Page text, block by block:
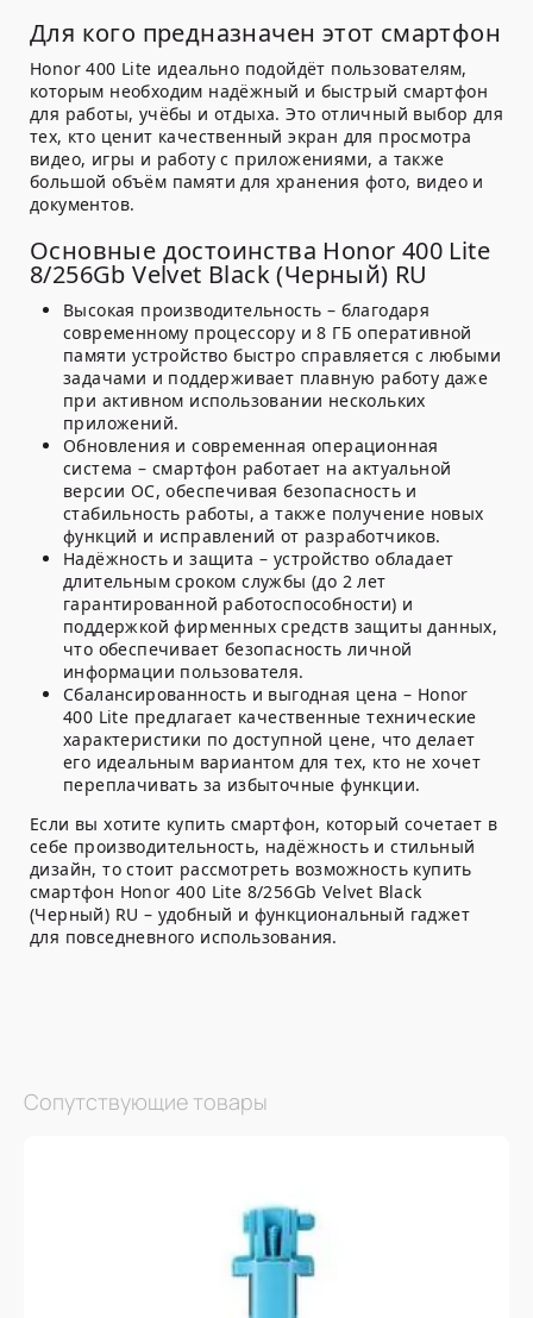
Для кого предназначен этот смартфон
Honor 400 Lite идеально подойдёт пользователям,
которым необходим надёжный и быстрый смартфон
для работы, учёбы и отдыха. Это отличный выбор для
тех, кто ценит качественный экран для просмотра
видео, игры и работу с приложениями, а также
большой объём памяти для хранения фото, видео и
документов.
Основные достоинства Honor 400 Lite
8/256Gb Velvet Black (Черный) RU
Высокая производительность – благодаря
современному процессору и 8 ГБ оперативной
памяти устройство быстро справляется с любыми
задачами и поддерживает плавную работу даже
при активном использовании нескольких
приложений.
Обновления и современная операционная
система – смартфон работает на актуальной
версии ОС, обеспечивая безопасность и
стабильность работы, а также получение новых
функций и исправлений от разработчиков.
Надёжность и защита – устройство обладает
длительным сроком службы (до 2 лет
гарантированной работоспособности) и
поддержкой фирменных средств защиты данных,
что обеспечивает безопасность личной
информации пользователя.
Сбалансированность и выгодная цена – Honor
400 Lite предлагает качественные технические
характеристики по доступной цене, что делает
его идеальным вариантом для тех, кто не хочет
переплачивать за избыточные функции.
Если вы хотите купить смартфон, который сочетает в
себе производительность, надёжность и стильный
дизайн, то стоит рассмотреть возможность купить
смартфон Honor 400 Lite 8/256Gb Velvet Black
(Черный) RU – удобный и функциональный гаджет
для повседневного использования.
Сопутствующие товары